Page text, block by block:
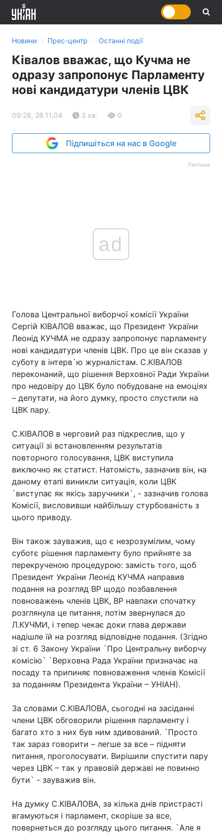
Головна Війна
Україна Політика
Спорт Наука
Техно і зв'язок Лайт
Зброя Інциденти
Здоров'я Туризм
Цікавинки Погода
Екологія Регіони
Лонгріди
Статті
Інтерв'ю Думки
Архів Вакансії
Контакти
Послуги
Новини › Прес-центр › Останні події
Ківалов вважає, що Кучма не
одразу запропонує Парламенту
нові кандидатури членів ЦВК
09:28, 28.11.04 3 хв. 0
Підпишіться на нас в Google
Реклама
ad
Голова Центральної виборчої комісії України
Сергій КІВАЛОВ вважає, що Президент України
Леонід КУЧМА не одразу запропонує парламенту
нові кандидатури членів ЦВК. Про це він сказав у
суботу в інтерв`ю журналістам. С.КІВАЛОВ
переконаний, що рішення Верховної Ради України
про недовіру до ЦВК було побудоване на емоціях
– депутати, на його думку, просто спустили на
ЦВК пару.
С.КІВАЛОВ в черговий раз підкреслив, що у
ситуації зі встановленням результатів
повторного голосування, ЦВК виступила
виключно як статист. Натомість, зазначив він, на
даному етапі виникли ситуація, коли ЦВК
`виступає як якісь заручники`, - зазначив голова
Комісії, висловивши найбільшу стурбованість з
цього приводу.
Він також зауважив, що є незрозумілим, чому
суботє рішення парламенту було прийняте за
перекрученою процедурою: замість того, щоб
Президент України Леонід КУЧМА направив
подання на розгляд ВР щодо позбавлення
повноважень членів ЦВК, ВР навпаки спочатку
розглянула це питання, потім звернулася до
Л.КУЧМИ, і тепер чекає доки глава держави
надішле їй на розгляд відповідне подання. (Згідно
зі ст. 6 Закону України `Про Центральну виборчу
комісію` `Верховна Рада України призначає на
посаду та припиняє повноваження членів Комісії
за поданням Президента України – УНІАН).
За словами С.КІВАЛОВА, сьогодні на засіданні
члени ЦВК обговорили рішення парламенту і
багато хто з них був ним здивований. `Просто
так зараз говорити – легше за все – підняти
питання, проголосувати. Вирішили спустити пару
через ЦВК – так у правовій державі не повинно
бути` - зауважив він.
На думку С.КІВАЛОВА, за кілька днів пристрасті
вгамуються і парламент, скоріше за все,
повернеться до розгляду цього питання. `Але я